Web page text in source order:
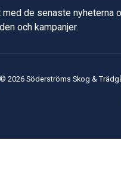
de senaste nyheterna
och kampanjer.
2026 Söderströms Skog &